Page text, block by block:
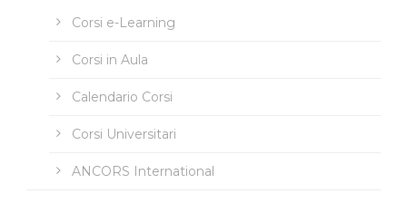
Corsi e-Learning
Corsi in Aula
Calendario Corsi
Corsi Universitari
ANCORS International